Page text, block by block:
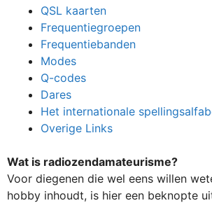
QSL kaarten
Frequentiegroepen
Frequentiebanden
Modes
Q-codes
Dares
Het internationale
Overige Links
Wat is radiozendamateurisme?
Voor diegenen die wel eens willen
hobby inhoudt, is hier een beknopte